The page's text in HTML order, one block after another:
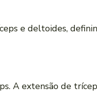
e deltoides,
A extensão de